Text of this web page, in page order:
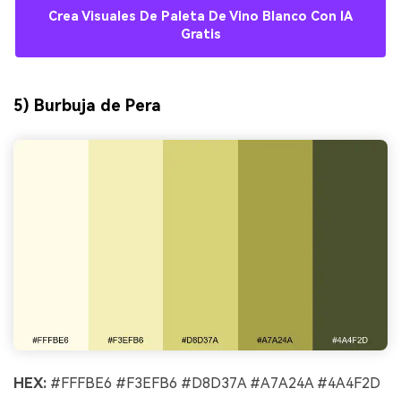
Crea Visuales De Paleta De Vino Blanco Con IA
Gratis
5) Burbuja de Pera
HEX: #FFFBE6 #F3EFB6 #D8D37A #A7A24A #4A4F2D